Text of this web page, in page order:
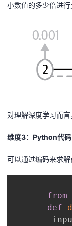
小数值的多少倍进行
对理解深度学习而
维度3：Python代码
可以通过编码来求解
from
def